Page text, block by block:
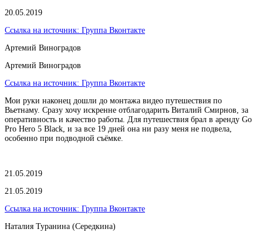
20.05.2019
Ссылка на источник: Группа Вконтакте
Артемий Виноградов
Артемий Виноградов
Ссылка на источник: Группа Вконтакте
Мои руки наконец дошли до монтажа видео путешествия по
Вьетнаму. Сразу хочу искренне отблагодарить Виталий Смирнов, за
оперативность и качество работы. Для путешествия брал в аренду Go
Pro Hero 5 Black, и за все 19 дней она ни разу меня не подвела,
особенно при подводной съёмке.
21.05.2019
21.05.2019
Ссылка на источник: Группа Вконтакте
Наталия Туранина (Середкина)